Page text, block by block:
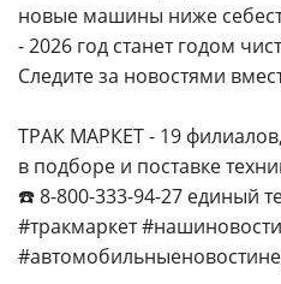
новые машины ниже
- 2026 год станет годом
Следите за новостями
ТРАК МАРКЕТ - 19
в подборе и поставке
☎️ 8-800-333-94-27 единый
#тракмаркет